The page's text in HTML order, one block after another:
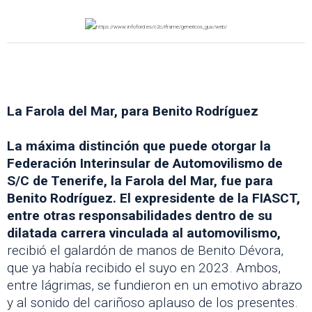
La Farola del Mar, para Benito Rodríguez
La máxima distinción que puede otorgar la
Federación Interinsular de Automovilismo de
S/C de Tenerife, la Farola del Mar, fue para
Benito Rodríguez. El expresidente de la FIASCT,
entre otras responsabilidades dentro de su
dilatada carrera vinculada al automovilismo,
recibió el galardón de manos de Benito Dévora,
que ya había recibido el suyo en 2023. Ambos,
entre lágrimas, se fundieron en un emotivo abrazo
y al sonido del cariñoso aplauso de los presentes.